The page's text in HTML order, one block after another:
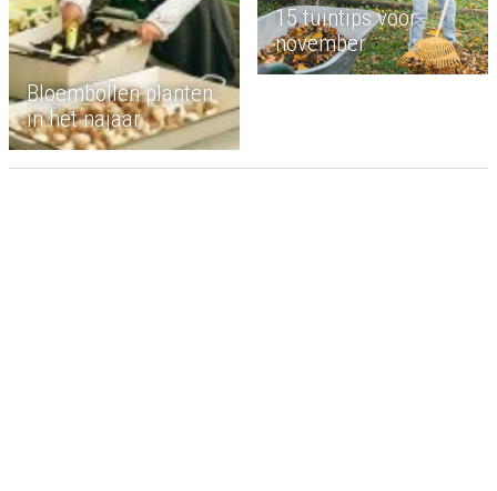
Bloembollen planten
in het najaar
15 tuintips voor
november